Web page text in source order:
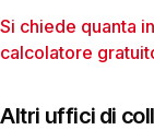
Si chiede quanta
calcolatore
Altri uffici di